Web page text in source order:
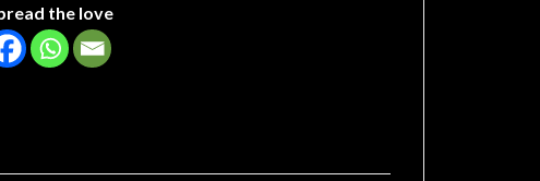
the love